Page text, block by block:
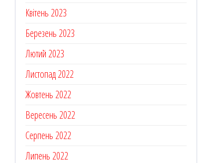
Квітень 2023
Березень 2023
Лютий 2023
Листопад 2022
Жовтень 2022
Вересень 2022
Серпень 2022
Липень 2022